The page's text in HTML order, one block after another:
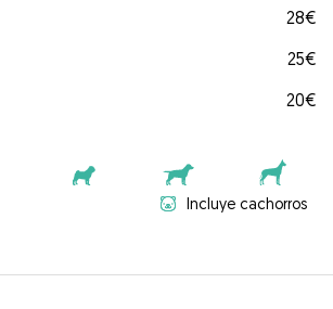
28€
25€
20€
Incluye cachorros